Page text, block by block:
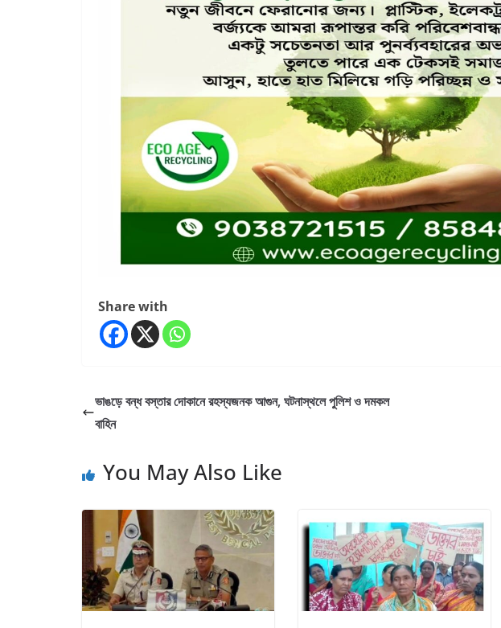
Share with
ভাঙড়ে বন্ধ বস্তার দোকানে রহস্যজনক আগুন, ঘটনাস্থলে পুলিশ ও দমকল
বাহিন
You May Also Like